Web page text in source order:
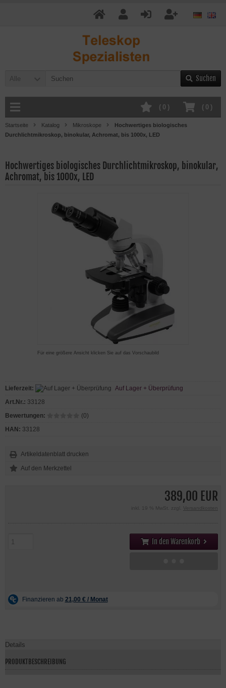
Alle Suchen
( 0 )
( 0 )
Startseite Katalog Mikroskope
Hochwertiges biologisches
Durchlichtmikroskop, binokular, Achromat, bis 1000x, LED
Hochwertiges biologisches Durchlichtmikroskop, binokular,
Achromat, bis 1000x, LED
Für eine größere Ansicht klicken Sie auf das Vorschaubild
389,00 EUR
inkl. 19 % MwSt. zzgl. Versandkosten
In den Warenkorb
Lieferzeit:
Auf Lager + Überprüfung
Art.Nr.: 33128
Bewertungen:
(0)
HAN: 33128
Artikeldatenblatt drucken
Details
PRODUKTBESCHREIBUNG